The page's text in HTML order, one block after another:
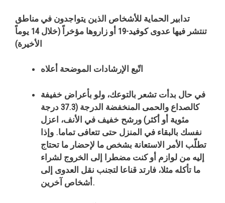
تدابير الحماية للأشخاص الذين يتواجدون في مناطق
تنتشر فيها عدوى كوفيد-19 أو زاروها مؤخراً (خلال 14 يوماً
الأخيرة)
اتّبع الإرشادات الموضحة أعلاه
في حال بدأت تشعر بالتوعك، ولو بأعراض خفيفة
كالصداع والحمى المنخفضة الدرجة (37.3 درجة
مئوية أو أكثر) ورشح خفيف في الأنف، اعزل
نفسك بالبقاء في المنزل حتى تتعافى تماما. وإذا
تطلّب الأمر الاستعانة بشخص ما لإحضار ما تحتاج
إليه من لوازم أو كنت مضطرا إلى الخروج لشراء
ما تأكله مثلا، فارتد قناعا لتجنب نقل العدوى إلى
أشخاص آخرين.